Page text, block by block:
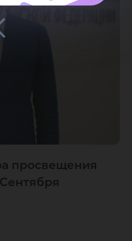
просвещения